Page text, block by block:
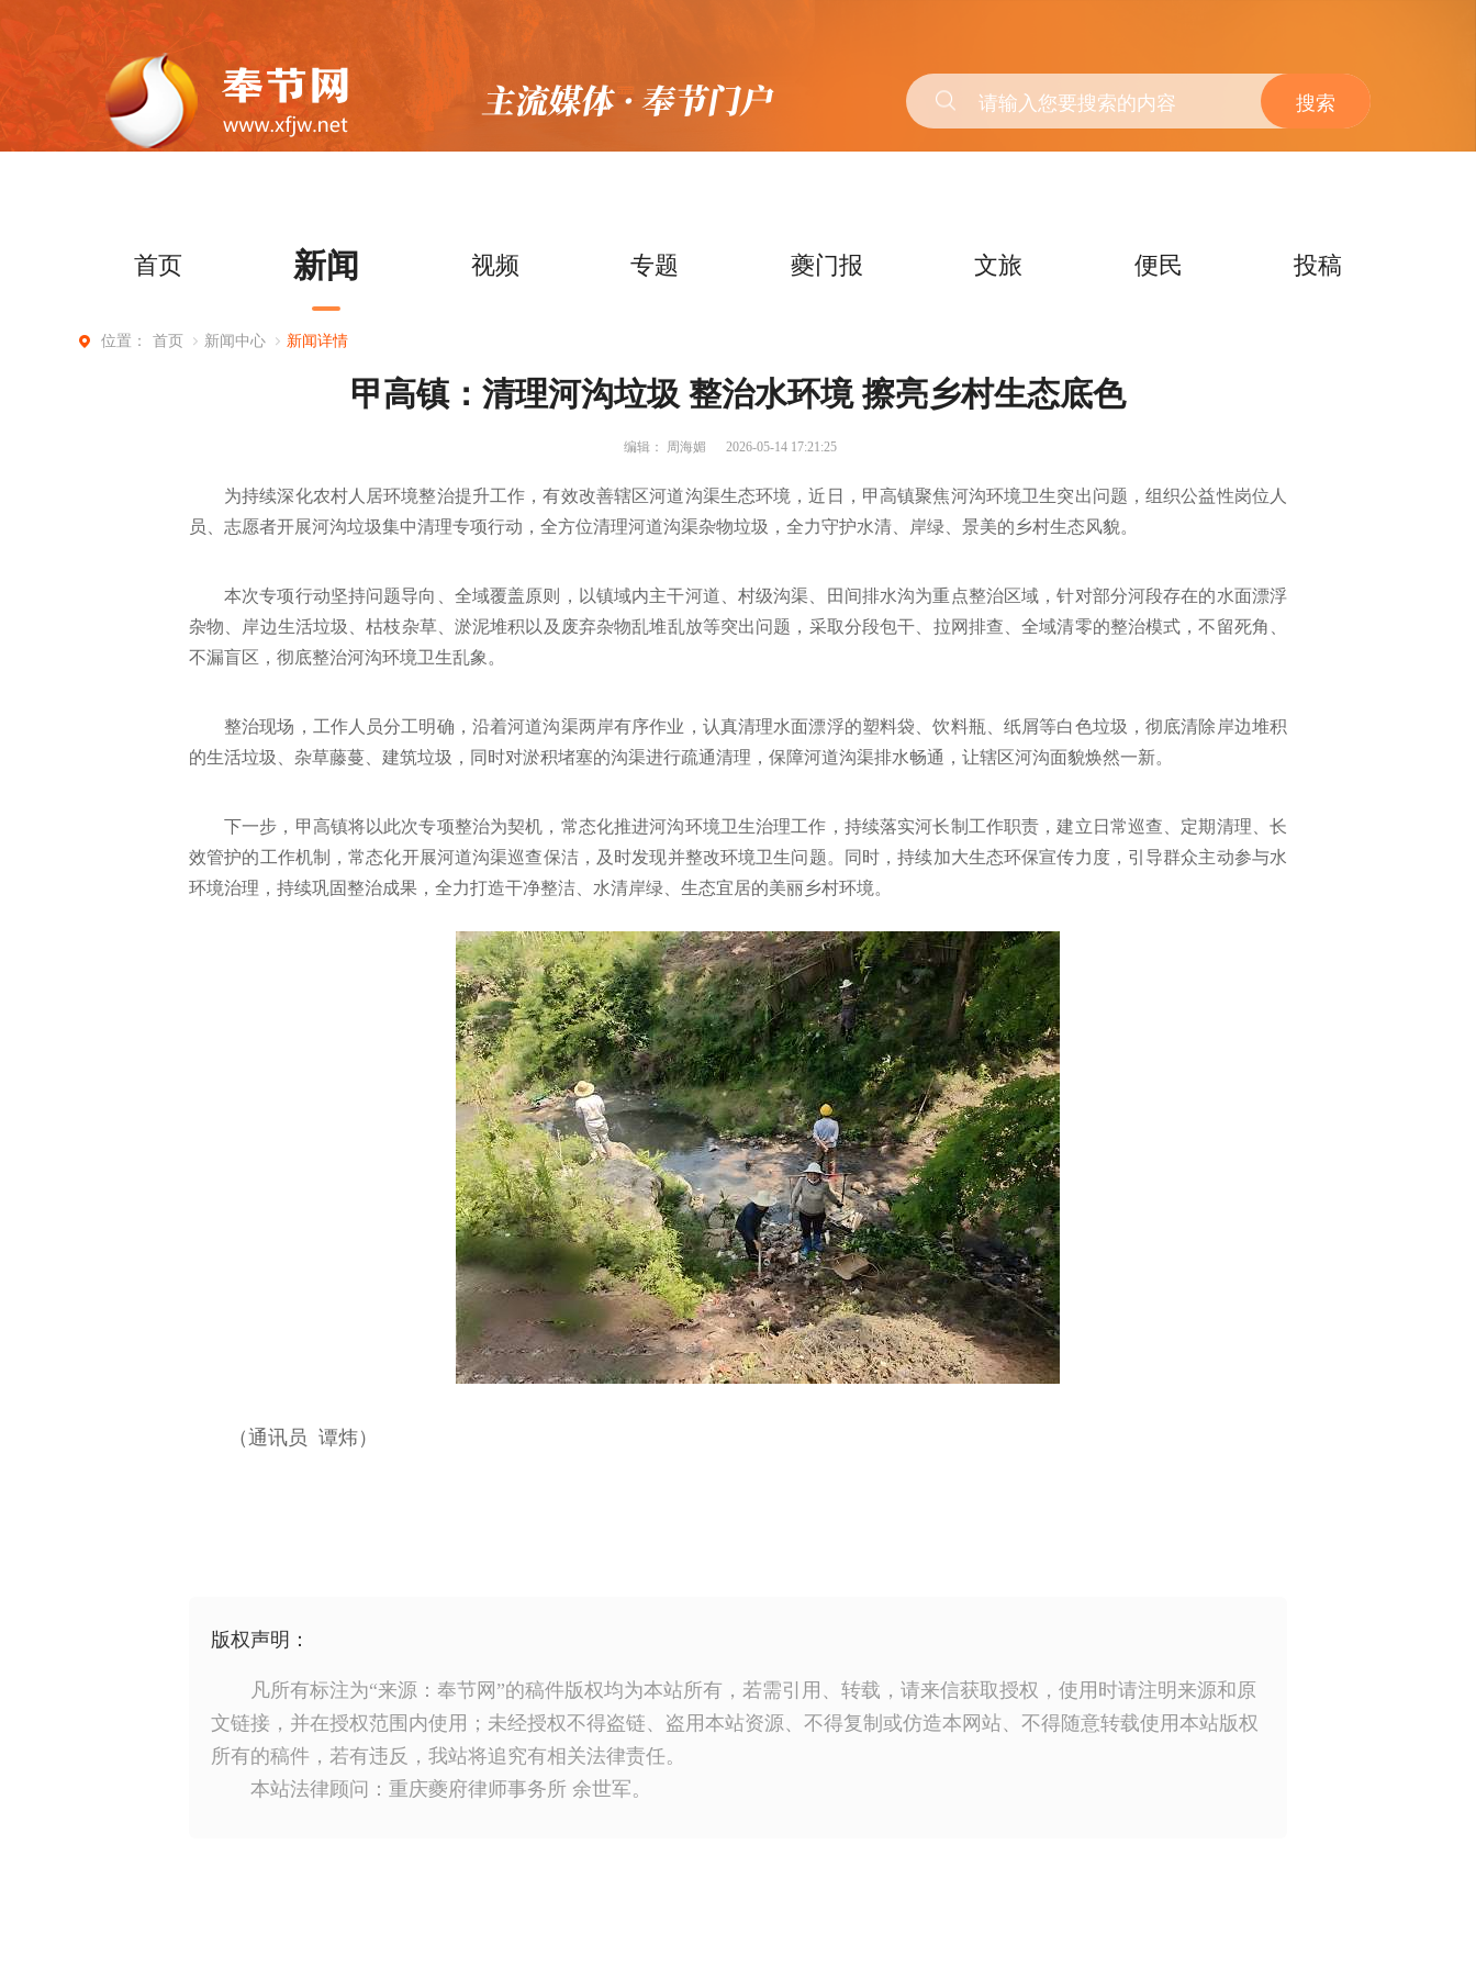
搜索
首页 新闻 视频 专题 夔门报 文旅 便民 投稿
位置： 首页 新闻中心 新闻详情
甲高镇：清理河沟垃圾 整治水环境 擦亮乡村生态底色
编辑： 周海媚 2026-05-14 17:21:25
为持续深化农村人居环境整治提升工作，有效改善辖区河道沟渠生态环境，近日，甲高镇聚焦河沟环境卫生突出问题，组织公益性岗位人
员、志愿者开展河沟垃圾集中清理专项行动，全方位清理河道沟渠杂物垃圾，全力守护水清、岸绿、景美的乡村生态风貌。
本次专项行动坚持问题导向、全域覆盖原则，以镇域内主干河道、村级沟渠、田间排水沟为重点整治区域，针对部分河段存在的水面漂浮
杂物、岸边生活垃圾、枯枝杂草、淤泥堆积以及废弃杂物乱堆乱放等突出问题，采取分段包干、拉网排查、全域清零的整治模式，不留死角、
不漏盲区，彻底整治河沟环境卫生乱象。
整治现场，工作人员分工明确，沿着河道沟渠两岸有序作业，认真清理水面漂浮的塑料袋、饮料瓶、纸屑等白色垃圾，彻底清除岸边堆积
的生活垃圾、杂草藤蔓、建筑垃圾，同时对淤积堵塞的沟渠进行疏通清理，保障河道沟渠排水畅通，让辖区河沟面貌焕然一新。
下一步，甲高镇将以此次专项整治为契机，常态化推进河沟环境卫生治理工作，持续落实河长制工作职责，建立日常巡查、定期清理、长
效管护的工作机制，常态化开展河道沟渠巡查保洁，及时发现并整改环境卫生问题。同时，持续加大生态环保宣传力度，引导群众主动参与水
环境治理，持续巩固整治成果，全力打造干净整洁、水清岸绿、生态宜居的美丽乡村环境。
（通讯员 谭炜）
版权声明：
凡所有标注为“来源：奉节网”的稿件版权均为本站所有，若需引用、转载，请来信获取授权，使用时请注明来源和原
文链接，并在授权范围内使用；未经授权不得盗链、盗用本站资源、不得复制或仿造本网站、不得随意转载使用本站版权
所有的稿件，若有违反，我站将追究有相关法律责任。
本站法律顾问：重庆夔府律师事务所 余世军。